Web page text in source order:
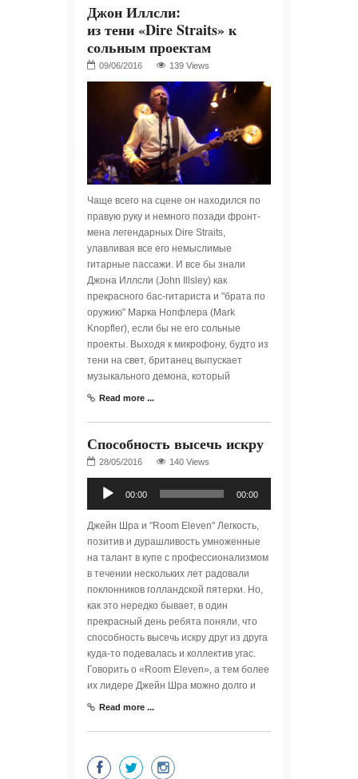
Джон Иллсли:
из тени «Dire Straits» к
сольным проектам
139 Views
Чаще всего на сцене он находился по
правую руку и немного позади фронт-
мена легендарных Dire Straits,
улавливая все его немыслимые
гитарные пассажи. И все бы знали
Джона Иллсли (John Illsley) как
прекрасного бас-гитариста и "брата по
оружию" Марка Нопфлера (Mark
Knopfler), если бы не его сольные
проекты. Выходя к микрофону, будто из
тени на свет, британец выпускает
музыкального демона, который
Read more ...
Способность высечь искру
140 Views
00:00 00:00
Джейн Шра и "Room Eleven" Легкость,
позитив и дурашливость умноженные
на талант в купе с профессионализмом
в течении нескольких лет радовали
поклонников голландской пятерки. Но,
как это нередко бывает, в один
прекрасный день ребята поняли, что
способность высечь искру друг из друга
куда-то подевалась и коллектив угас.
Говорить о «Room Eleven», а тем более
их лидере Джейн Шра можно долго и
Read more ...